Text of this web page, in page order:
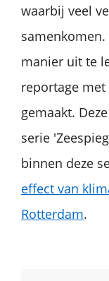
waarbij veel
manier uit te
reportage met
gemaakt.
serie
binnen deze
effect van
Rotterdam.